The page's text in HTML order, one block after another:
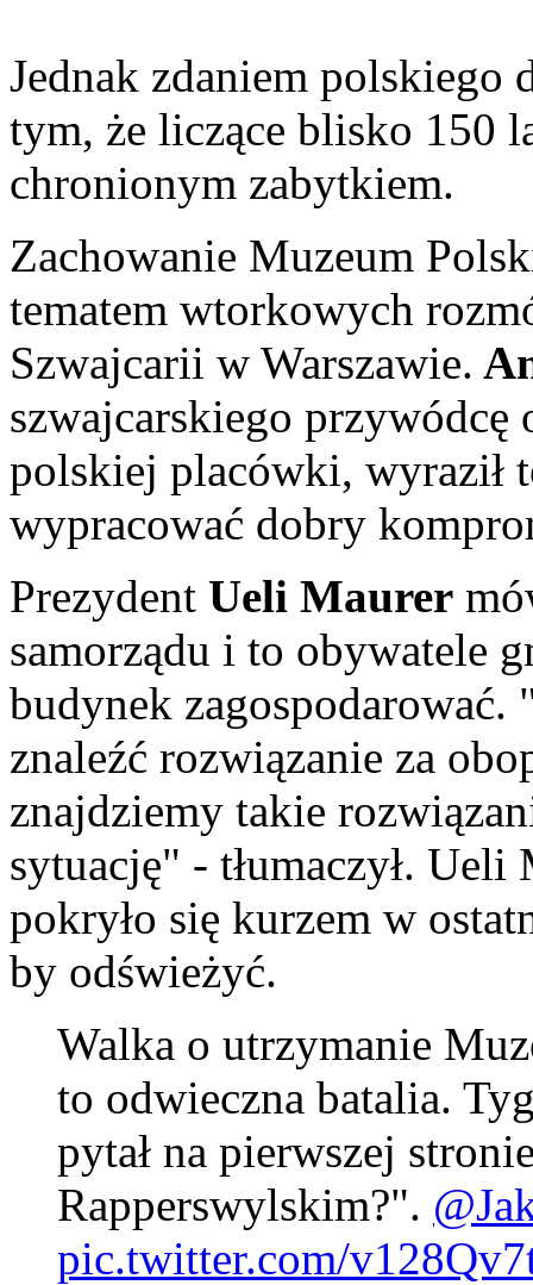
Jednak zdaniem polskiego
tym, że liczące blisko 150
chronionym zabytkiem.
Zachowanie Muzeum
tematem wtorkowych
Szwajcarii w Warszawie.
szwajcarskiego przywódcę
polskiej placówki, wyraził
wypracować dobry
Prezydent Ueli Maurer
samorządu i to obywatele
budynek zagospodarować.
znaleźć rozwiązanie za
znajdziemy takie
sytuację" - tłumaczył. Ueli
pokryło się kurzem w
by odświeżyć.
Walka o utrzymanie
to odwieczna batalia.
pytał na pierwszej
Rapperswylskim?".
pic.twitter.com/